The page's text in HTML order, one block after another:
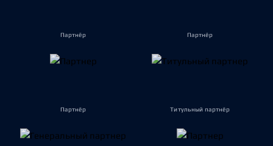
Партнёр Партнёр
Партнёр Титульный партнёр